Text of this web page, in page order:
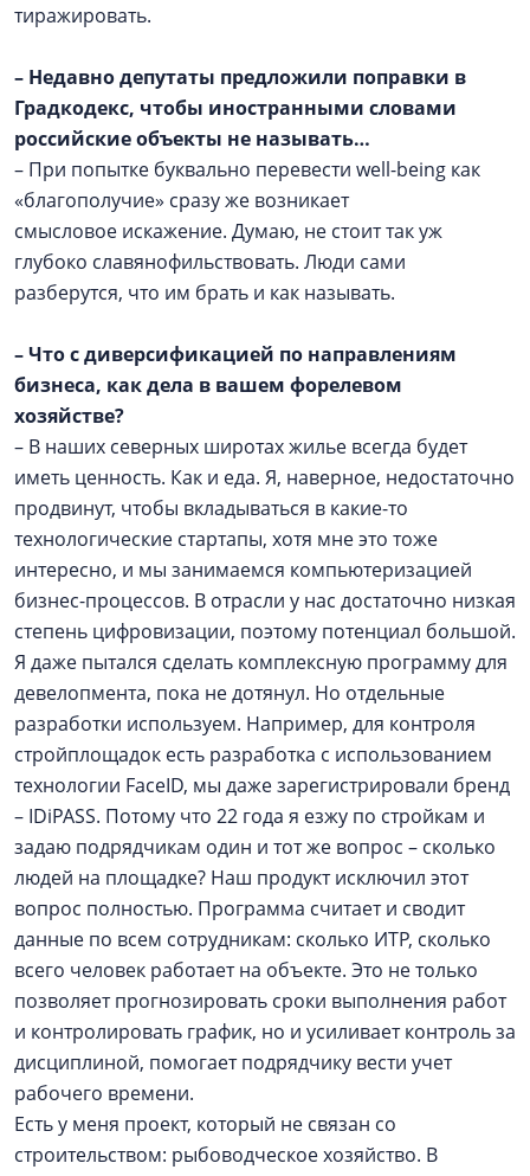
тиражировать.
– Недавно депутаты предложили поправки в
Градкодекс, чтобы иностранными словами
российские объекты не называть…
– При попытке буквально перевести well-being как
«благополучие» сразу же возникает
смысловое искажение. Думаю, не стоит так уж
глубоко славянофильствовать. Люди сами
разберутся, что им брать и как называть.
–Что с диверсификацией по направлениям
бизнеса, как дела в вашем форелевом
хозяйстве?
– В наших северных широтах жилье всегда будет
иметь ценность. Как и еда. Я, наверное, недостаточно
продвинут, чтобы вкладываться в какие-то
технологические стартапы, хотя мне это тоже
интересно, и мы занимаемся компьютеризацией
бизнес-процессов. В отрасли у нас достаточно низкая
степень цифровизации, поэтому потенциал большой.
Я даже пытался сделать комплексную программу для
девелопмента, пока не дотянул. Но отдельные
разработки используем. Например, для контроля
стройплощадок есть разработка с использованием
технологии FaceID, мы даже зарегистрировали бренд
– IDiPASS. Потому что 22 года я езжу по стройкам и
задаю подрядчикам один и тот же вопрос – сколько
людей на площадке? Наш продукт исключил этот
вопрос полностью. Программа считает и сводит
данные по всем сотрудникам: сколько ИТР, сколько
всего человек работает на объекте. Это не только
позволяет прогнозировать сроки выполнения работ
и контролировать график, но и усиливает контроль за
дисциплиной, помогает подрядчику вести учет
рабочего времени.
Есть у меня проект, который не связан со
строительством: рыбоводческое хозяйство. В